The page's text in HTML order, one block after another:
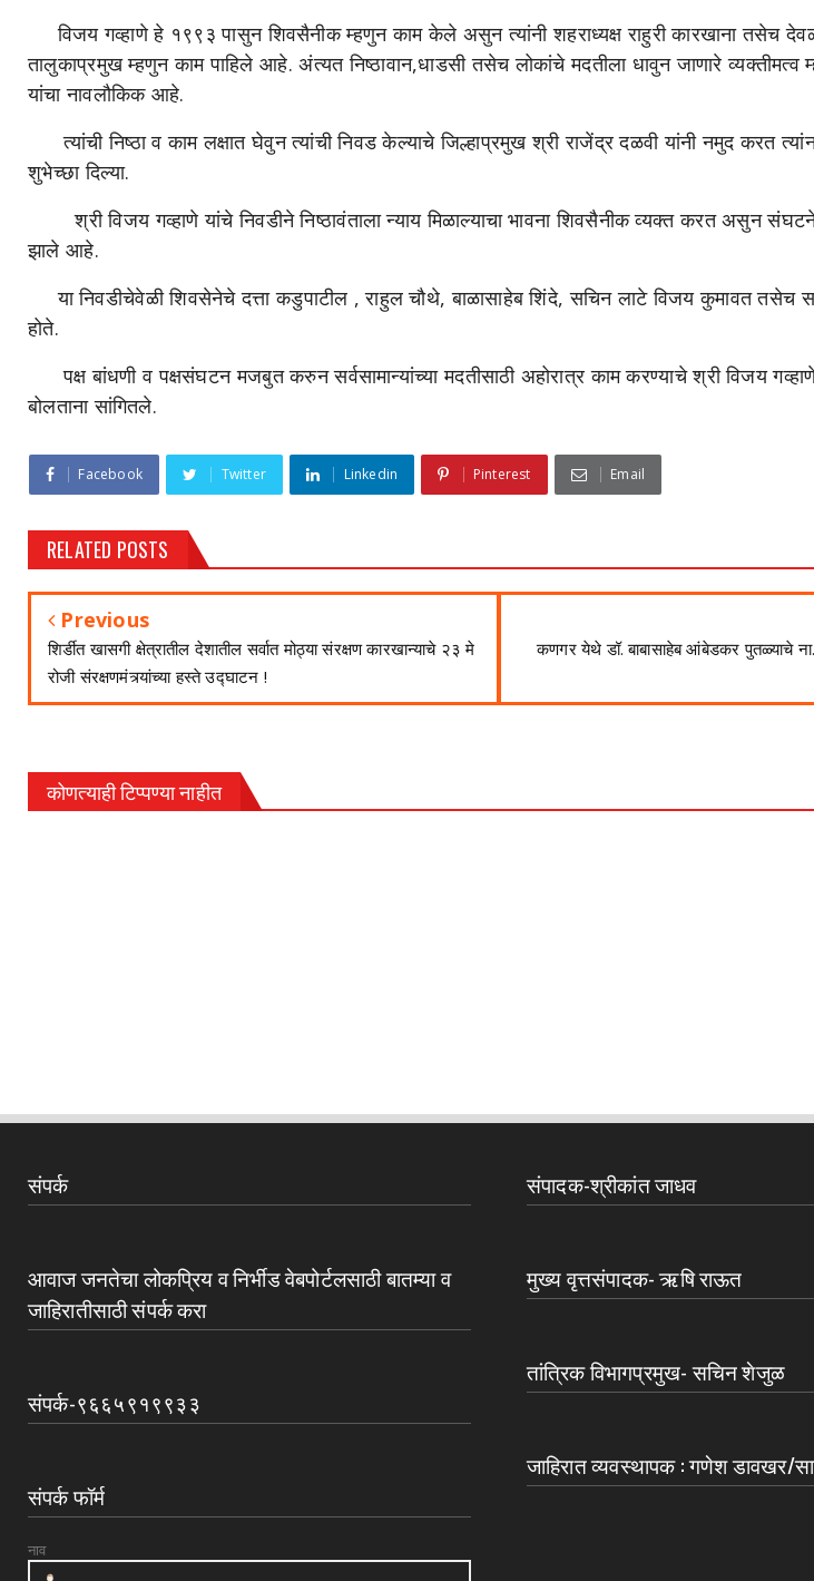
विजय गव्हाणे हे १९९३ पासुन शिवसैनीक म्हणुन काम केले असुन त्यांनी शहराध्यक्ष राहुरी कारखाना तसेच
तालुकाप्रमुख म्हणुन काम पाहिले आहे. अंत्यत निष्ठावान,धाडसी तसेच लोकांचे मदतीला धावुन जाणारे व्यक्तीमत्व
यांचा नावलौकिक आहे.
त्यांची निष्ठा व काम लक्षात घेवुन त्यांची निवड केल्याचे जिल्हाप्रमुख श्री राजेंद्र दळवी यांनी नमुद करत
शुभेच्छा दिल्या.
श्री विजय गव्हाणे यांचे निवडीने निष्ठावंताला न्याय मिळाल्याचा भावना शिवसैनीक व्यक्त करत असुन
झाले आहे.
या निवडीचेवेळी शिवसेनेचे दत्ता कडुपाटील , राहुल चौथे, बाळासाहेब शिंदे, सचिन लाटे विजय कुमावत तसेच
होते.
पक्ष बांधणी व पक्षसंघटन मजबुत करुन सर्वसामान्यांच्या मदतीसाठी अहोरात्र काम करण्याचे श्री विजय
बोलताना सांगितले.
Facebook Twitter Linkedin Pinterest Email
RELATED POSTS
Previous
शिर्डीत खासगी क्षेत्रातील देशातील सर्वात मोठ्या संरक्षण कारखान्याचे २३ मे
रोजी संरक्षणमंत्र्यांच्या हस्ते उद्घाटन !
कणगर येथे डॉ. बाबासाहेब आंबेडकर पुतळ्याचे
कोणत्याही टिप्पण्‍या नाहीत
संपर्क
आवाज जनतेचा लोकप्रिय व निर्भीड वेबपोर्टलसाठी बातम्या व
जाहिरातीसाठी संपर्क करा
संपर्क-९६६५९१९९३३
संपर्क फॉर्म
नाव
संपादक-श्रीकांत जाधव
मुख्य वृत्तसंपादक- ऋषि राऊत
तांत्रिक विभागप्रमुख- सचिन शेजुळ
जाहिरात व्यवस्थापक : गणेश डावखर/